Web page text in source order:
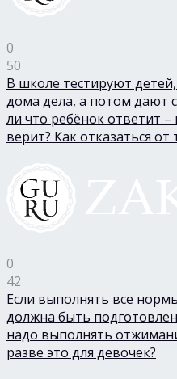
0
50
В школе тестируют
дома дела, а потом дают
ли что ребёнок ответит –
верит? Как отказаться от
0
42
Если выполнять все
должна быть
надо выполнять
разве это для девочек?